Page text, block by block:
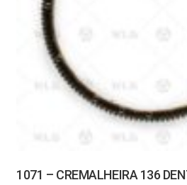
1071 – CREMALHEIRA 136